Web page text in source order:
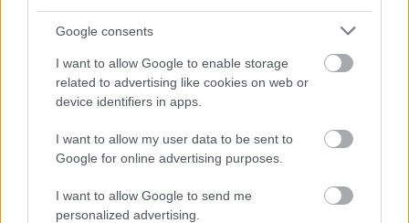
Google consents
I want to allow Google to enable storage
related to advertising like cookies on web or
device identifiers in apps.
I want to allow my user data to be sent to
Google for online advertising purposes.
I want to allow Google to send me
personalized advertising.
παντού…